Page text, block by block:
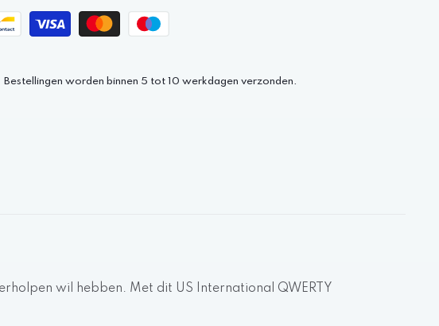
Bestellingen worden binnen 5 tot 10 werkdagen verzonden.
wil hebben. Met dit US International QWERTY